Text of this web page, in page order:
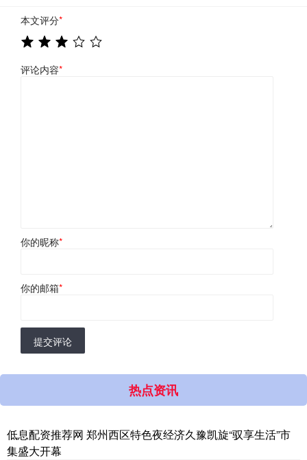
本文评分*
评论内容*
你的昵称*
你的邮箱*
提交评论
热点资讯
低息配资推荐网 郑州西区特色夜经济久豫凯旋“驭享生活”市
集盛大开幕